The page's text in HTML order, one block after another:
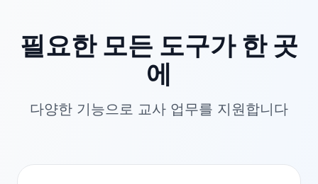
필요한 모든 도구가 한 곳
에
다양한 기능으로 교사 업무를 지원합니다